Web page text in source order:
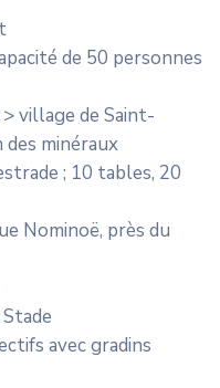
de 50 personnes
> village de Saint-
minéraux
; 10 tables, 20
Nominoë, près du
avec gradins